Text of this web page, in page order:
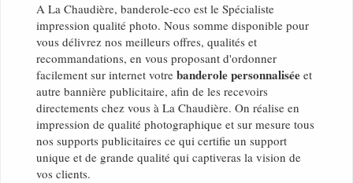
A La Chaudière, banderole-eco est le Spécialiste
impression qualité photo. Nous somme disponible pour
vous délivrez nos meilleurs offres, qualités et
recommandations, en vous proposant d'ordonner
facilement sur internet votre banderole personnalisée et
autre bannière publicitaire, afin de les recevoirs
directements chez vous à La Chaudière. On réalise en
impression de qualité photographique et sur mesure tous
nos supports publicitaires ce qui certifie un support
unique et de grande qualité qui captiveras la vision de
vos clients.